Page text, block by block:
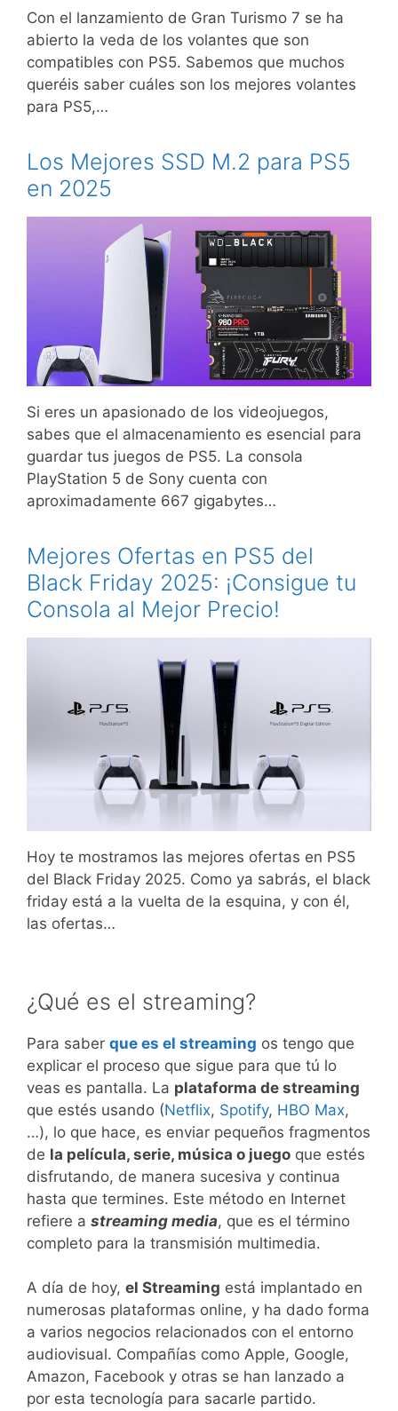
Con el lanzamiento de Gran Turismo 7 se ha
abierto la veda de los volantes que son
compatibles con PS5. Sabemos que muchos
queréis saber cuáles son los mejores volantes
para PS5,…
Los Mejores SSD M.2 para PS5
en 2025
Si eres un apasionado de los videojuegos,
sabes que el almacenamiento es esencial para
guardar tus juegos de PS5. La consola
PlayStation 5 de Sony cuenta con
aproximadamente 667 gigabytes…
Mejores Ofertas en PS5 del
Black Friday 2025: ¡Consigue tu
Consola al Mejor Precio!
Hoy te mostramos las mejores ofertas en PS5
del Black Friday 2025. Como ya sabrás, el black
friday está a la vuelta de la esquina, y con él,
las ofertas…
¿Qué es el streaming?
Para saber que es el streaming os tengo que
explicar el proceso que sigue para que tú lo
veas es pantalla. La plataforma de streaming
que estés usando (Netflix, Spotify, HBO Max,
…), lo que hace, es enviar pequeños fragmentos
de la película, serie, música o juego que estés
disfrutando, de manera sucesiva y continua
hasta que termines. Este método en Internet
refiere a streaming media, que es el término
completo para la transmisión multimedia.
A día de hoy, el Streaming está implantado en
numerosas plataformas online, y ha dado forma
a varios negocios relacionados con el entorno
audiovisual. Compañías como Apple, Google,
Amazon, Facebook y otras se han lanzado a
por esta tecnología para sacarle partido.